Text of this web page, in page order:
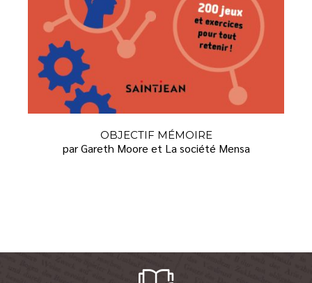
OBJECTIF MÉMOIRE
par Gareth Moore et La société Mensa